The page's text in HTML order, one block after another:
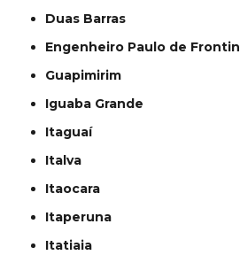
Duas Barras
Engenheiro Paulo de Frontin
Guapimirim
Iguaba Grande
Itaguaí
Italva
Itaocara
Itaperuna
Itatiaia